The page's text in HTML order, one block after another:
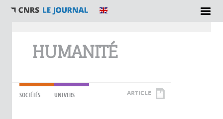
HUMANITÉ
SOCIÉTÉS UNIVERS ARTICLE